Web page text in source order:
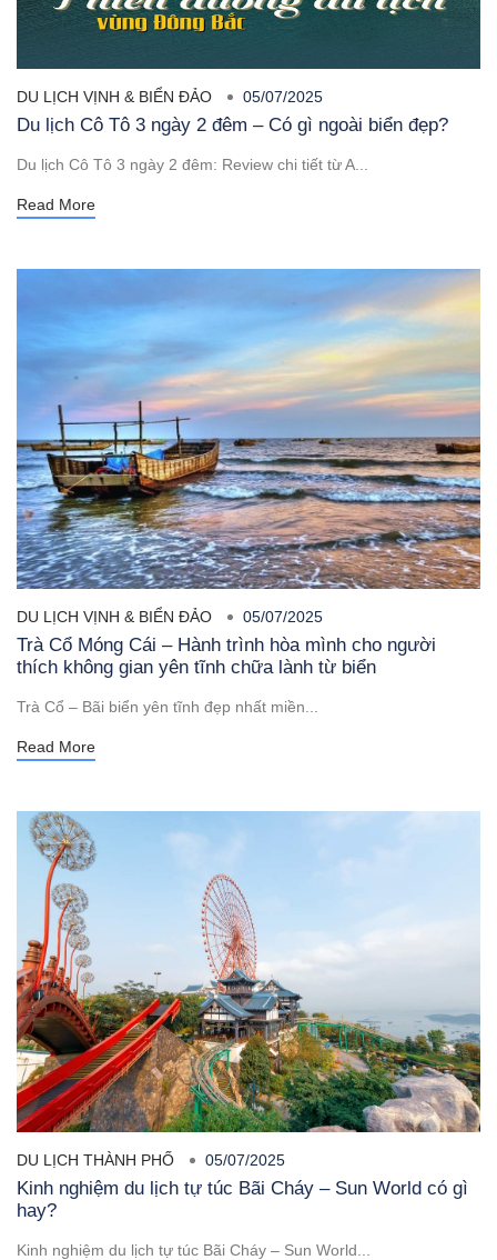
DU LỊCH VỊNH & BIỂN ĐẢO 05/07/2025
Du lịch Cô Tô 3 ngày 2 đêm – Có gì ngoài biển đẹp?
Du lịch Cô Tô 3 ngày 2 đêm: Review chi tiết từ A...
Read More
DU LỊCH VỊNH & BIỂN ĐẢO 05/07/2025
Trà Cổ Móng Cái – Hành trình hòa mình cho người
thích không gian yên tĩnh chữa lành từ biển
Trà Cổ – Bãi biển yên tĩnh đẹp nhất miền...
Read More
DU LỊCH THÀNH PHỐ 05/07/2025
Kinh nghiệm du lịch tự túc Bãi Cháy – Sun World có gì
hay?
Kinh nghiệm du lịch tự túc Bãi Cháy – Sun World...